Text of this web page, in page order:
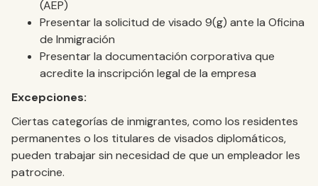
(AEP)
Presentar la solicitud de visado 9(g) ante la Oficina
de Inmigración
Presentar la documentación corporativa que
acredite la inscripción legal de la empresa
Excepciones:
Ciertas categorías de inmigrantes, como los residentes
permanentes o los titulares de visados diplomáticos,
pueden trabajar sin necesidad de que un empleador les
patrocine.